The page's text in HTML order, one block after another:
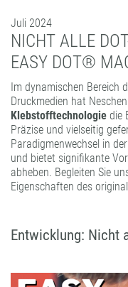
KOMPETENZ UND
Juli 2024
NICHT ALLE
EASY DOT®
Im dynamischen Bereich
Druckmedien hat
Klebstofftechnologie die
Präzise und vielseitig
Paradigmenwechsel in
und bietet signifikante
abheben. Begleiten Sie
Eigenschaften des
Entwicklung: Nicht